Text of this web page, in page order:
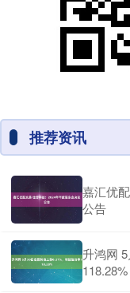
推荐资讯
嘉汇优
公告
升鸿网
118.28%